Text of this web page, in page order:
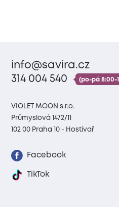
info@savira.cz
314 004 540
(po-pá 8:00-
VIOLET MOON s.r.o.
Průmyslová 1472/11
102 00 Praha 10 - Hostivař
Facebook
TikTok